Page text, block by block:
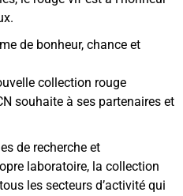
de bonheur, chance et
collection rouge
souhaite à ses partenaires et
de recherche et
laboratoire, la collection
les secteurs d’activité qui